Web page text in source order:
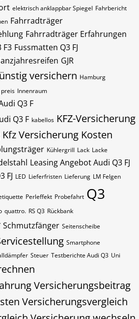
elektrisch anklappbar Spiegel Fahrbericht
Fahrradträger
Fahrradträger Erfahrungen
F3 Fussmatten Q3 FJ
GJR
versichern Hamburg
Innenraum
Q3 F
Q3 F kabellos KFZ-Versicherung
Kfz Versicherung Kosten
Kühlergrill Lack Lacke
Leasing Angebot Audi Q3 FJ
FJ LED Lieferfristen Lieferung LM Felgen
Perleffekt Probefahrt Q3
quattro. RS Q3 Rückbank
Schmutzfänger Seitenscheibe
Smartphone
Steuer Testberichte Audi Q3 Uni
Versicherungsbeitrag
Versicherungsvergleich